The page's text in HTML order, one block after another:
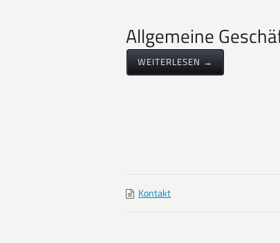
Allgemeine
WEITERLESEN →
Kontakt